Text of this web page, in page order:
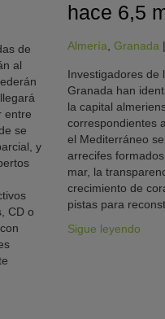
de
al
entre
se
y
CD o
hace 6,5
Almería ,Granada
Investigadores de
Granada han
la capital
correspondientes
el Mediterráneo
arrecifes
mar, la
crecimiento de
pistas para
Sigue leyendo